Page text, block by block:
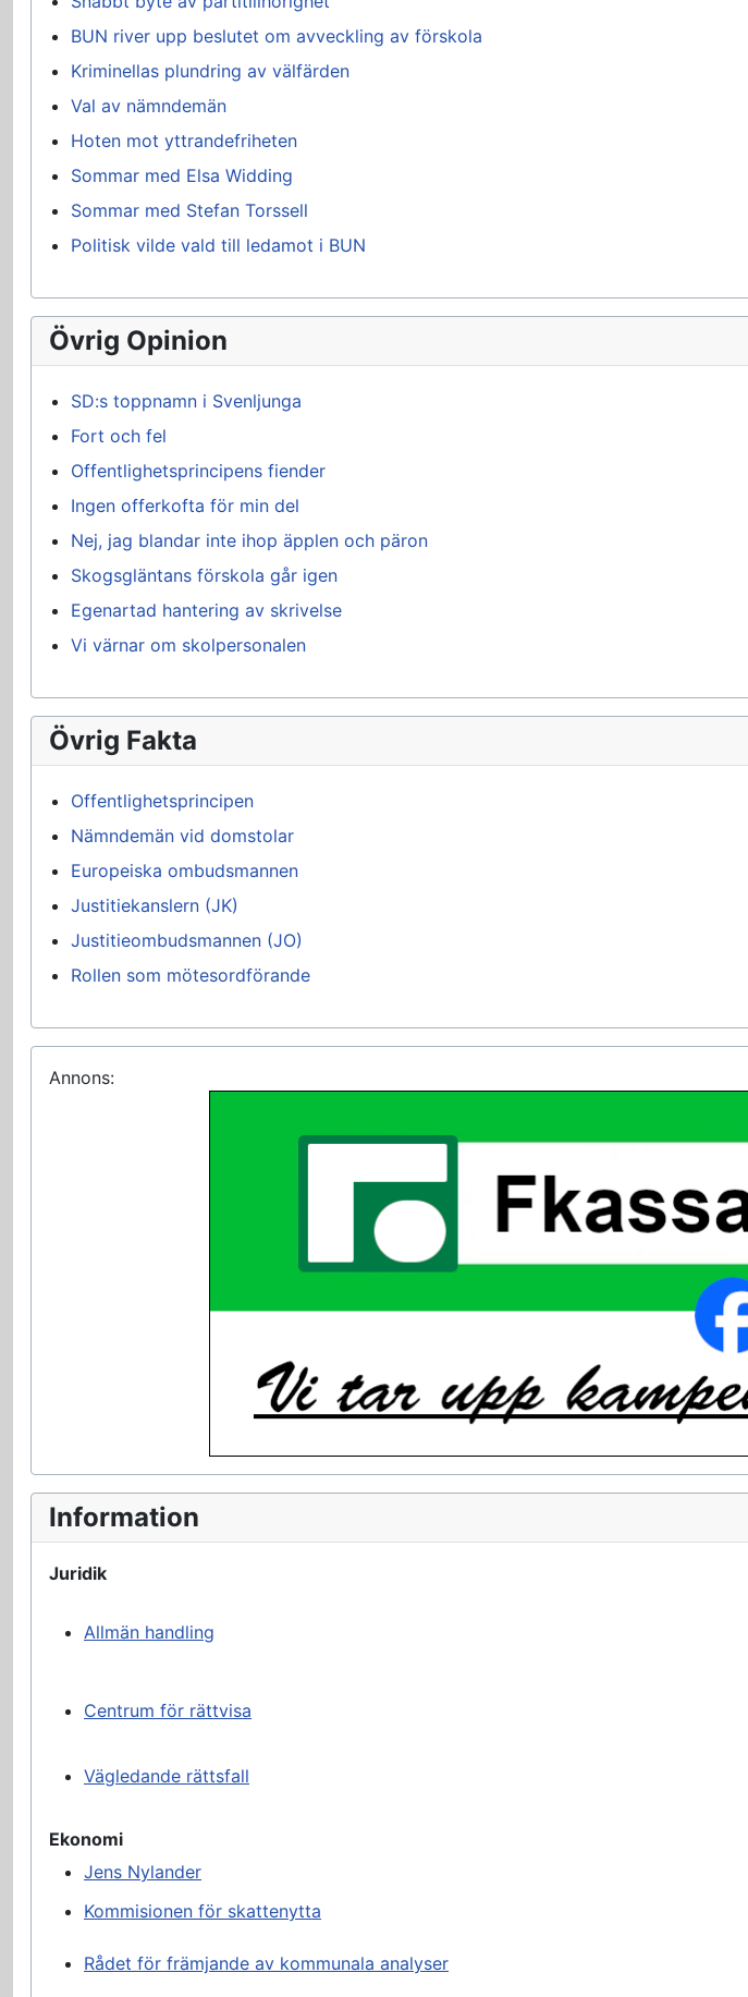
BUN river upp beslutet om avveckling av förskola
Kriminellas plundring av välfärden
Val av nämndemän
Hoten mot yttrandefriheten
Sommar med Elsa Widding
Sommar med Stefan Torssell
Politisk vilde vald till ledamot i BUN
Övrig Opinion
SD:s toppnamn i Svenljunga
Fort och fel
Offentlighetsprincipens fiender
Ingen offerkofta för min del
Nej, jag blandar inte ihop äpplen och päron
Skogsgläntans förskola går igen
Egenartad hantering av skrivelse
Vi värnar om skolpersonalen
Övrig Fakta
Offentlighetsprincipen
Nämndemän vid domstolar
Europeiska ombudsmannen
Justitiekanslern (JK)
Justitieombudsmannen (JO)
Rollen som mötesordförande
Annons:
Information
Juridik
Allmän handling
Centrum för rättvisa
Vägledande rättsfall
Ekonomi
Jens Nylander
Kommisionen för skattenytta
Rådet för främjande av kommunala analyser